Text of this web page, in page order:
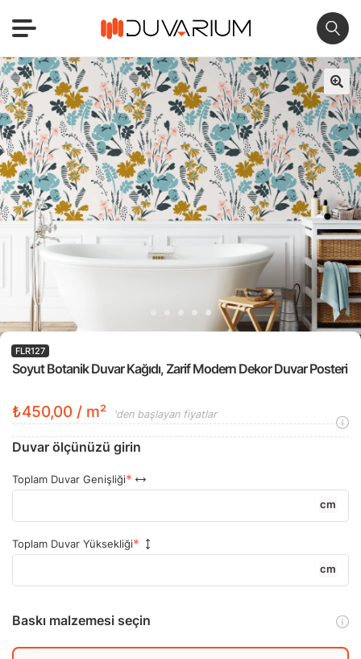
🔍
Soyut Botanik Duvar Kağıdı, Zarif Modern Dekor Duvar Posteri
FLR127
₺450,00 / m² 'den başlayan fiyatlar
Duvar ölçünüzü girin
Toplam Duvar Genişliği
cm
Toplam Duvar Yüksekliği
cm
Baskı malzemesi seçin